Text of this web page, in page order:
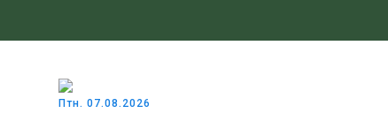
Птн. 07.08.2026